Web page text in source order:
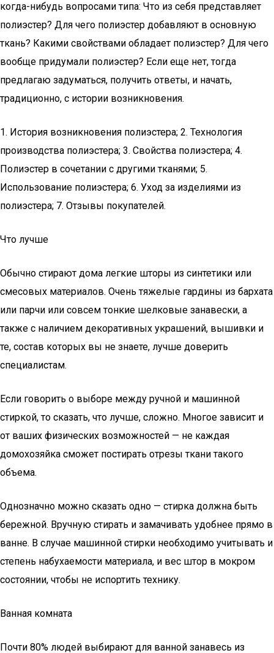
когда-нибудь вопросами типа: Что из себя представляет
полиэстер? Для чего полиэстер добавляют в основную
ткань? Какими свойствами обладает полиэстер? Для чего
вообще придумали полиэстер? Если еще нет, тогда
предлагаю задуматься, получить ответы, и начать,
традиционно, с истории возникновения.
1. История возникновения полиэстера; 2. Технология
производства полиэстера; 3. Свойства полиэстера; 4.
Полиэстер в сочетании с другими тканями; 5.
Использование полиэстера; 6. Уход за изделиями из
полиэстера; 7. Отзывы покупателей.
Что лучше
Обычно стирают дома легкие шторы из синтетики или
смесовых материалов. Очень тяжелые гардины из бархата
или парчи или совсем тонкие шелковые занавески, а
также с наличием декоративных украшений, вышивки и
те, состав которых вы не знаете, лучше доверить
специалистам.
Если говорить о выборе между ручной и машинной
стиркой, то сказать, что лучше, сложно. Многое зависит и
от ваших физических возможностей — не каждая
домохозяйка сможет постирать отрезы ткани такого
объема.
Однозначно можно сказать одно — стирка должна быть
бережной. Вручную стирать и замачивать удобнее прямо в
ванне. В случае машинной стирки необходимо учитывать и
степень набухаемости материала, и вес штор в мокром
состоянии, чтобы не испортить технику.
Ванная комната
Почти 80% людей выбирают для ванной занавесь из